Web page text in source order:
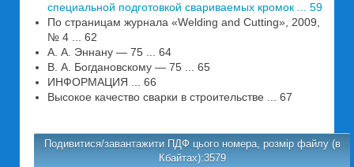
специальной подготовкой свариваемых кромок ... 59
По страницам журнала «Welding and Сutting», 2009,
№ 4 ... 62
А. А. Эннану — 75 ... 64
В. А. Богдановскому — 75 ... 65
ИНФОРМАЦИЯ ... 66
Высокое качество сварки в строительстве ... 67
Подивитися/завантажити ПДФ цього номера, розмір файлу (в
Кбайтах):3579